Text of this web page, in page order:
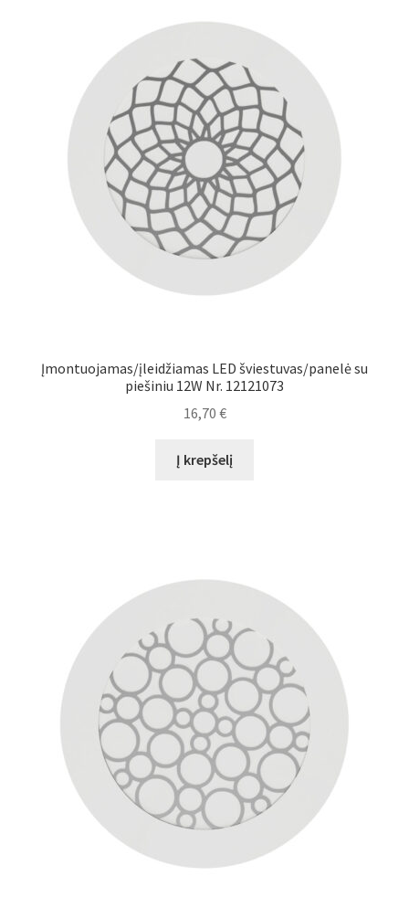
Įmontuojamas/įleidžiamas LED šviestuvas/panelė su
piešiniu 12W Nr. 12121073
16,70 €
Į krepšelį